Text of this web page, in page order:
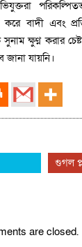
করে বাদী এবং
ক্ষুণ্ন করার
জানা যায়নি।
গুগল
are closed.